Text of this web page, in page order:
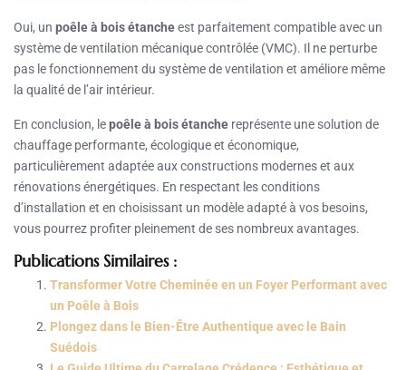
Oui, un poêle à bois étancheest parfaitement compatible avec un
système de ventilation mécanique contrôlée (VMC). Il ne perturbe
pas le fonctionnement du système de ventilation et améliore même
la qualité de l’air intérieur.
En conclusion, lepoêle à bois étanche représente une solution de
chauffage performante, écologique et économique,
particulièrement adaptée aux constructions modernes et aux
rénovations énergétiques. En respectant les conditions
d’installation et en choisissant un modèle adapté à vos besoins,
vous pourrez profiter pleinement de ses nombreux avantages.
Publications Similaires :
Transformer Votre Cheminée en un Foyer Performant avec
un Poêle à Bois
Plongez dans le Bien-Être Authentique avec le Bain
Suédois